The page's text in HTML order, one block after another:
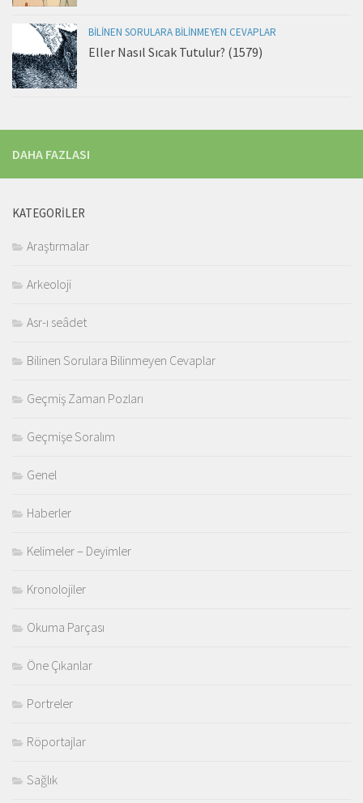
BILINEN SORULARA BILINMEYEN CEVAPLAR
Eller Nasıl Sıcak Tutulur? (1579)
DAHA FAZLASI
KATEGORILER
Araştırmalar
Arkeoloji
Asr-ı seâdet
Bilinen Sorulara Bilinmeyen Cevaplar
Geçmiş Zaman Pozları
Geçmişe Soralım
Genel
Haberler
Kelimeler – Deyimler
Kronolojiler
Okuma Parçası
Öne Çıkanlar
Portreler
Röportajlar
Sağlık